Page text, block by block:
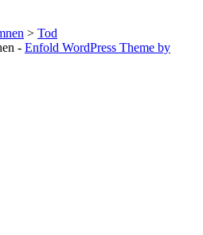
> Tod
- Enfold WordPress Theme by